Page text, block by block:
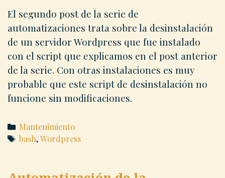
El segundo post de la serie de
automatizaciones trata sobre la desinstalación
de un servidor Wordpress que fue instalado
con el script que explicamos en el post anterior
de la serie. Con otras instalaciones es muy
probable que este script de desinstalación no
funcione sin modificaciones.
Categories
Mantenimiento
Tags
bash,Wordpress